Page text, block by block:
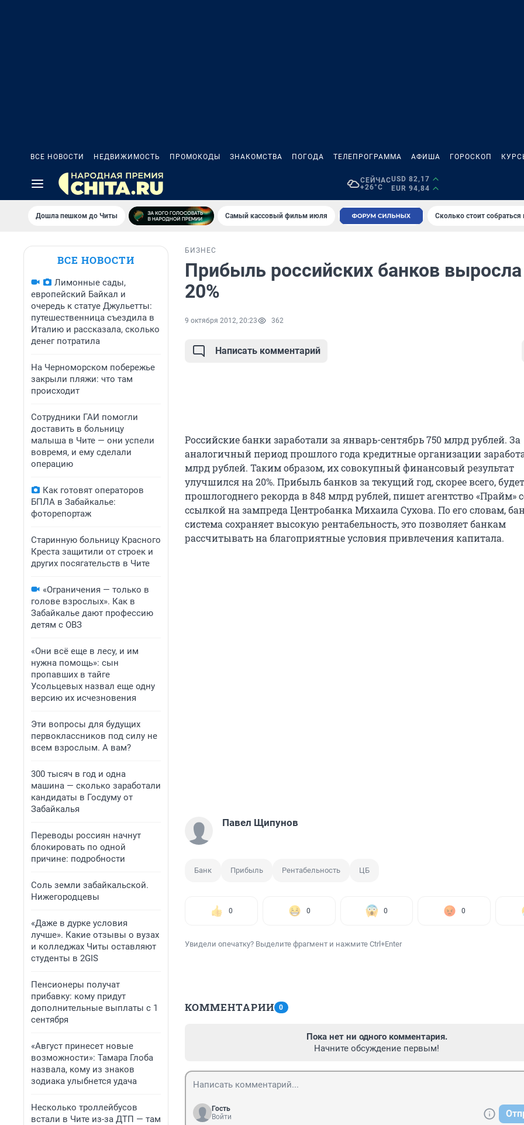
ВСЕ НОВОСТИ НЕДВИЖИМОСТЬ ПРОМОКОДЫ ЗНАКОМСТВА ПОГОДА ТЕЛЕПРОГРАММА АФИША ГОРОСКОП
СЕЙЧАС
+26°C
USD 82,17
EUR 94,84
Дошла пешком до Читы Самый кассовый фильм июля Сколько стоит
ВСЕ НОВОСТИ
Лимонные сады,
европейский Байкал и
очередь к статуе Джульетты:
путешественница съездила в
Италию и рассказала, сколько
денег потратила
На Черноморском побережье
закрыли пляжи: что там
происходит
Сотрудники ГАИ помогли
доставить в больницу
малыша в Чите — они успели
вовремя, и ему сделали
операцию
Как готовят операторов
БПЛА в Забайкалье:
фоторепортаж
Старинную больницу Красного
Креста защитили от строек и
других посягательств в Чите
«Ограничения — только в
голове взрослых». Как в
Забайкалье дают профессию
детям с ОВЗ
«Они всё еще в лесу, и им
нужна помощь»: сын
пропавших в тайге
Усольцевых назвал еще одну
версию их исчезновения
Эти вопросы для будущих
первоклассников под силу не
всем взрослым. А вам?
300 тысяч в год и одна
машина — сколько заработали
кандидаты в Госдуму от
Забайкалья
Переводы россиян начнут
блокировать по одной
причине: подробности
Соль земли забайкальской.
Нижегородцевы
«Даже в дурке условия
лучше». Какие отзывы о вузах
и колледжах Читы оставляют
студенты в 2GIS
Пенсионеры получат
прибавку: кому придут
дополнительные выплаты с 1
сентября
«Август принесет новые
возможности»: Тамара Глоба
назвала, кому из знаков
зодиака улыбнется удача
Несколько троллейбусов
встали в Чите из-за ДТП — там
БИЗНЕС
Прибыль российских банков
20%
9 октября 2012, 20:23 362
Написать комментарий
Российские банки заработали за январь-сентябрь 750 млрд рублей. За
аналогичный период прошлого года кредитные организации
млрд рублей. Таким образом, их совокупный финансовый результат
улучшился на 20%. Прибыль банков за текущий год, скорее всего,
прошлогоднего рекорда в 848 млрд рублей, пишет агентство «Прайм»
ссылкой на зампреда Центробанка Михаила Сухова. По его словам,
система сохраняет высокую рентабельность, это позволяет банкам
рассчитывать на благоприятные условия привлечения капитала.
Павел Щипунов
Банк Прибыль Рентабельность ЦБ
0 0 0 0
Увидели опечатку? Выделите фрагмент и нажмите Ctrl+Enter
КОММЕНТАРИИ 0
Пока нет ни одного комментария.
Начните обсуждение первым!
Гость
Войти